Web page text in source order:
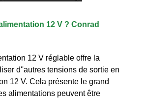
12 V ? Conrad
12 V réglable offre la
d''autres tensions de sortie en
12 V. Cela présente le grand
alimentations peuvent être